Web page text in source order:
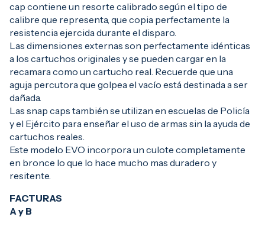
cap contiene un resorte calibrado según el tipo de
calibre que representa, que copia perfectamente la
resistencia ejercida durante el disparo.
Las dimensiones externas son perfectamente idénticas
a los cartuchos originales y se pueden cargar en la
recamara como un cartucho real. Recuerde que una
aguja percutora que golpea el vacío está destinada a ser
dañada.
Las snap caps también se utilizan en escuelas de Policía
y el Ejército para enseñar el uso de armas sin la ayuda de
cartuchos reales.
Este modelo EVO incorpora un culote completamente
en bronce lo que lo hace mucho mas duradero y
resitente.
FACTURAS
A y B